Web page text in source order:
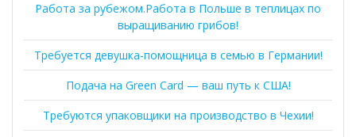
Работа за рубежом.Работа в Польше в теплицах по
выращиванию грибов!
Требуется девушка-помощница в семью в Германии!
Подача на Green Card — ваш путь к США!
Требуются упаковщики на производство в Чехии!